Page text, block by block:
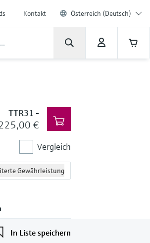
Kontakt Österreich (Deutsch)
TTR31 -
€
Vergleich
Gewährleistung
In Liste speichern